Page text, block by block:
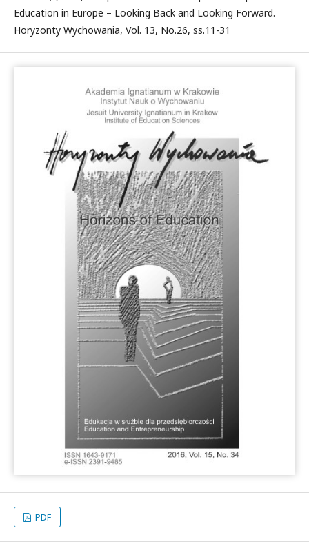
Education in Europe – Looking Back and Looking Forward.
Horyzonty Wychowania, Vol. 13, No.26, ss.11-31
PDF